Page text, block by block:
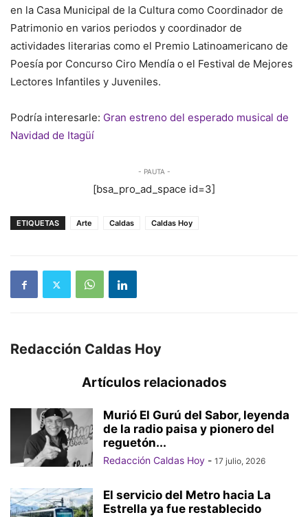
en la Casa Municipal de la Cultura como Coordinador de
Patrimonio en varios periodos y coordinador de
actividades literarias como el Premio Latinoamericano de
Poesía por Concurso Ciro Mendía o el Festival de Mejores
Lectores Infantiles y Juveniles.
Podría interesarle: Gran estreno del esperado musical de
Navidad de Itagüí
- PAUTA -
[bsa_pro_ad_space id=3]
ETIQUETAS Arte Caldas Caldas Hoy
Redacción Caldas Hoy
Artículos relacionados
Murió El Gurú del Sabor, leyenda
de la radio paisa y pionero del
reguetón...
Redacción Caldas Hoy - 17 julio, 2026
El servicio del Metro hacia La
Estrella ya fue restablecido